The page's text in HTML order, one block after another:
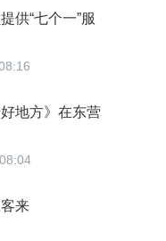
供“七个一”服
好地方》在东营
来